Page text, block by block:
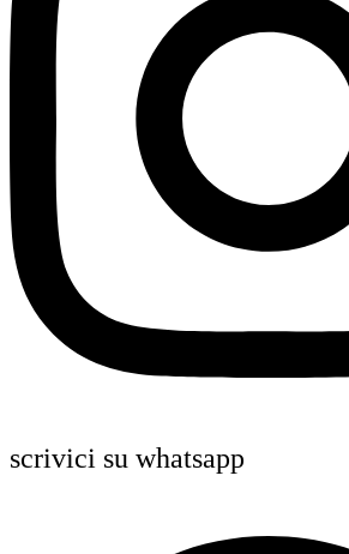
scrivici su whatsapp